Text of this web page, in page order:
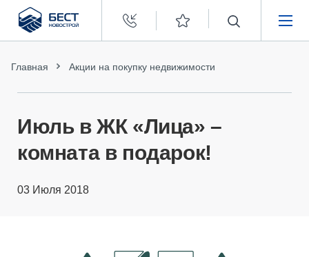
Бест
Новострой
ПОКУПАТЕЛЯМ
Главная Акции на покупку недвижимости
Июль в ЖК «Лица» –
комната в подарок!
03 Июля 2018